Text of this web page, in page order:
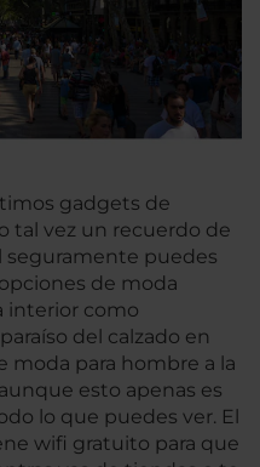
gadgets de
tal vez un recuerdo de
seguramente puedes
de moda
interior como
del calzado en
moda para hombre a la
esto apenas es
lo que puedes ver. El
wifi gratuito para que